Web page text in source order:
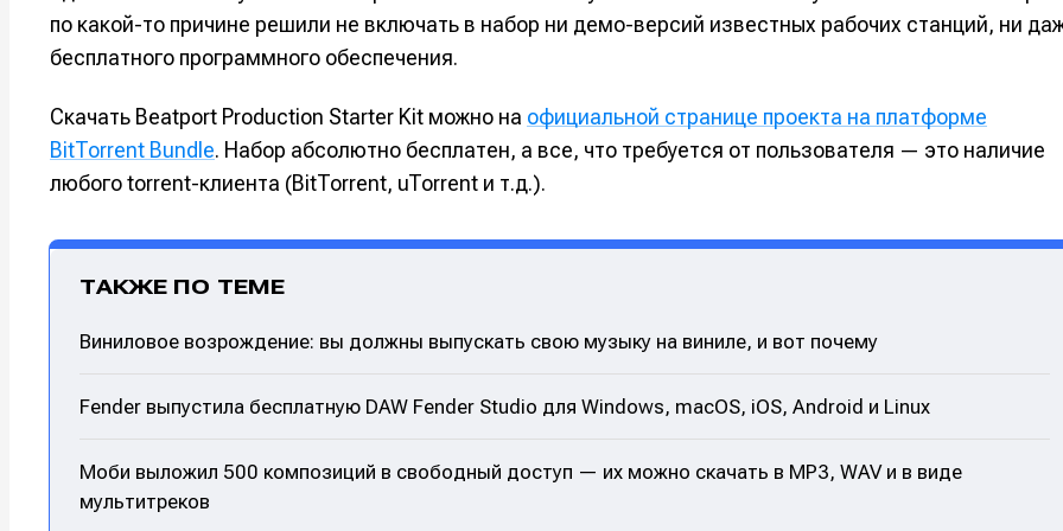
по какой-то причине решили не включать в набор ни демо-версий известных рабочих станций, ни
бесплатного программного обеспечения.
Скачать Beatport Production Starter Kit можно на официальной странице проекта на платформе
BitTorrent Bundle. Набор абсолютно бесплатен, а все, что требуется от пользователя — это наличие
любого torrent-клиента (BitTorrent, uTorrent и т.д.).
ТАКЖЕ ПО ТЕМЕ
Виниловое возрождение: вы должны выпускать свою музыку на виниле, и вот почему
Fender выпустила бесплатную DAW Fender Studio для Windows, macOS, iOS, Android и Linux
Моби выложил 500 композиций в свободный доступ — их можно скачать в MP3, WAV и в виде
мультитреков